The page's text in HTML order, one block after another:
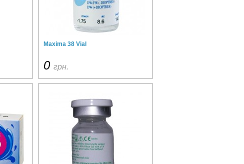
Maxima 38 Vial
0 грн.